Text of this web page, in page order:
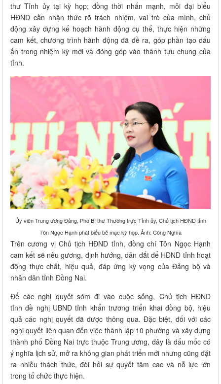
thư Tỉnh ủy tại kỳ họp; đồng thời nhấn mạnh, mỗi đại biểu
HĐND cần nhận thức rõ trách nhiệm, vai trò của mình, chủ
động xây dựng kế hoạch hành động cụ thể, thực hiện những
cam kết, chương trình hành động đã đề ra, góp phần tạo dấu
ấn trong nhiệm kỳ mới và đóng góp vào thành tựu chung của
tỉnh.
Ủy viên Trung ương Đảng, Phó Bí thư Thường trực Tỉnh ủy, Chủ tịch HĐND tỉnh
Tôn Ngọc Hạnh phát biểu bế mạc kỳ họp. Ảnh: Công Nghĩa
Trên cương vị Chủ tịch HĐND tỉnh, đồng chí Tôn Ngọc Hạnh
cam kết sẽ nêu gương, định hướng, dẫn dắt để HĐND tỉnh hoạt
động thực chất, hiệu quả, đáp ứng kỳ vọng của Đảng bộ và
nhân dân tỉnh Đồng Nai.
Để các nghị quyết sớm đi vào cuộc sống, Chủ tịch HĐND
tỉnh đề nghị UBND tỉnh khẩn trương triển khai đồng bộ, hiệu
quả các nghị quyết đã được thông qua. Đặc biệt, đối với các
nghị quyết liên quan đến việc thành lập 10 phường và xây dựng
thành phố Đồng Nai trực thuộc Trung ương, đây là dấu mốc có
ý nghĩa lịch sử, mở ra không gian phát triển mới nhưng cũng đặt
ra nhiều thách thức, đòi hỏi sự quyết tâm cao và nỗ lực lớn
trong tổ chức thực hiện.